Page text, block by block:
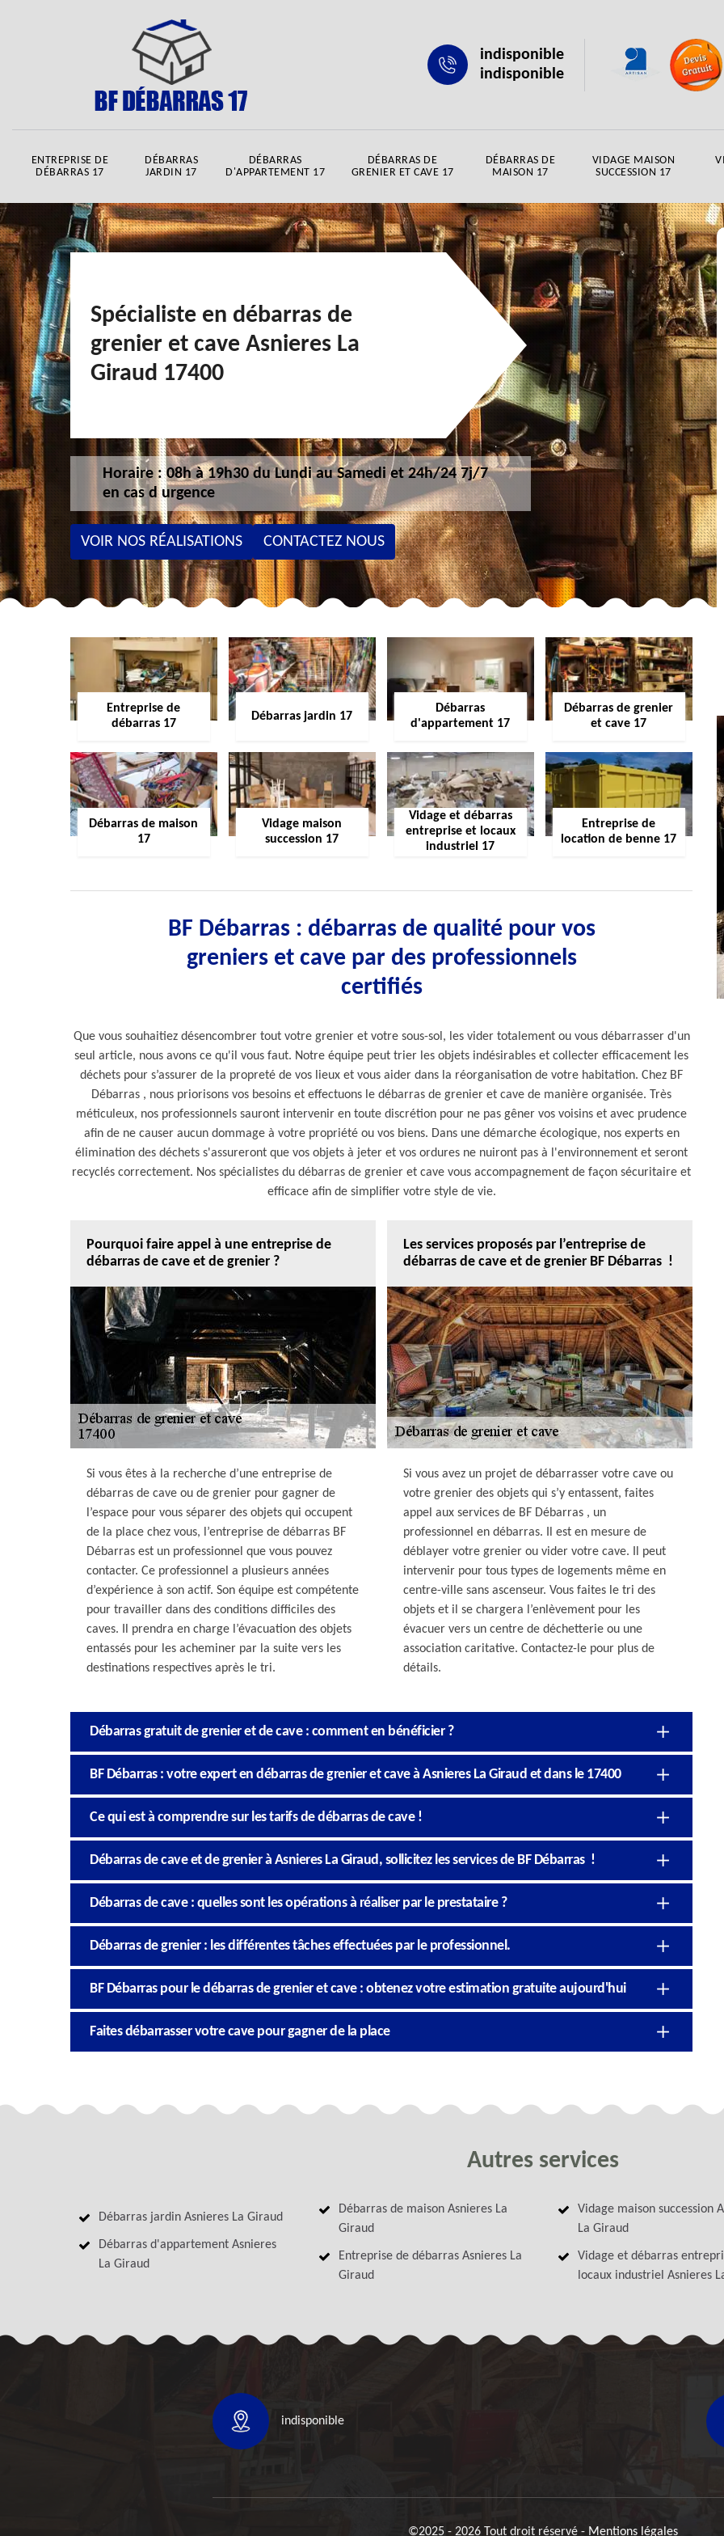
indisponible
indisponible
ENTREPRISE DE
DÉBARRAS 17
DÉBARRAS
JARDIN 17
DÉBARRAS
D'APPARTEMENT 17
DÉBARRAS DE
GRENIER ET CAVE 17
DÉBARRAS DE
MAISON 17
VIDAGE MAISON
SUCCESSION 17
Spécialiste en débarras de
grenier et cave Asnieres La
Giraud 17400
Horaire : 08h à 19h30 du Lundi au Samedi et 24h/24 7j/7
en cas d urgence
VOIR NOS RÉALISATIONS CONTACTEZ NOUS
Entreprise de
débarras 17
Débarras jardin 17
Débarras
d'appartement 17
Débarras de grenier
et cave 17
Débarras de maison
17
Vidage maison
succession 17
Vidage et débarras
entreprise et locaux
industriel 17
Entreprise de
location de benne 17
BF Débarras : débarras de qualité pour vos
greniers et cave par des professionnels
certifiés
Que vous souhaitiez désencombrer tout votre grenier et votre sous-sol, les vider totalement ou vous débarrasser d'un
seul article, nous avons ce qu'il vous faut. Notre équipe peut trier les objets indésirables et collecter efficacement les
déchets pour s’assurer de la propreté de vos lieux et vous aider dans la réorganisation de votre habitation. Chez BF
Débarras , nous priorisons vos besoins et effectuons le débarras de grenier et cave de manière organisée. Très
méticuleux, nos professionnels sauront intervenir en toute discrétion pour ne pas gêner vos voisins et avec prudence
afin de ne causer aucun dommage à votre propriété ou vos biens. Dans une démarche écologique, nos experts en
élimination des déchets s'assureront que vos objets à jeter et vos ordures ne nuiront pas à l'environnement et seront
recyclés correctement. Nos spécialistes du débarras de grenier et cave vous accompagnement de façon sécuritaire et
efficace afin de simplifier votre style de vie.
Pourquoi faire appel à une entreprise de
débarras de cave et de grenier ?
Si vous êtes à la recherche d’une entreprise de
débarras de cave ou de grenier pour gagner de
l’espace pour vous séparer des objets qui occupent
de la place chez vous, l’entreprise de débarras BF
Débarras est un professionnel que vous pouvez
contacter. Ce professionnel a plusieurs années
d’expérience à son actif. Son équipe est compétente
pour travailler dans des conditions difficiles des
caves. Il prendra en charge l’évacuation des objets
entassés pour les acheminer par la suite vers les
destinations respectives après le tri.
Les services proposés par l’entreprise de
débarras de cave et de grenier BF Débarras !
Si vous avez un projet de débarrasser votre cave ou
votre grenier des objets qui s’y entassent, faites
appel aux services de BF Débarras , un
professionnel en débarras. Il est en mesure de
déblayer votre grenier ou vider votre cave. Il peut
intervenir pour tous types de logements même en
centre-ville sans ascenseur. Vous faites le tri des
objets et il se chargera l’enlèvement pour les
évacuer vers un centre de déchetterie ou une
association caritative. Contactez-le pour plus de
détails.
Débarras gratuit de grenier et de cave : comment en bénéficier ?
BF Débarras : votre expert en débarras de grenier et cave à Asnieres La Giraud et dans le 17400
Ce qui est à comprendre sur les tarifs de débarras de cave !
Débarras de cave et de grenier à Asnieres La Giraud, sollicitez les services de BF Débarras !
Débarras de cave : quelles sont les opérations à réaliser par le prestataire ?
Débarras de grenier : les différentes tâches effectuées par le professionnel.
BF Débarras pour le débarras de grenier et cave : obtenez votre estimation gratuite aujourd'hui
Faites débarrasser votre cave pour gagner de la place
Autres services
Débarras jardin Asnieres La Giraud
Débarras d'appartement Asnieres
La Giraud
Débarras de maison Asnieres La
Giraud
Entreprise de débarras Asnieres La
Giraud
Vidage maison succession
La Giraud
Vidage et débarras
locaux industriel Asnieres
indisponible
©2025 - 2026 Tout droit réservé - Mentions légales